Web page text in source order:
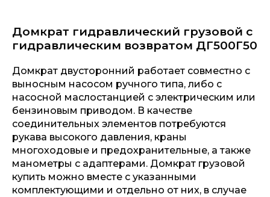
Домкрат гидравлический грузовой с
гидравлическим возвратом ДГ500Г50
Домкрат двусторонний работает совместно с
выносным насосом ручного типа, либо с
насосной маслостанцией с электрическим или
бензиновым приводом. В качестве
соединительных элементов потребуются
рукава высокого давления, краны
многоходовые и предохранительные, а также
манометры с адаптерами. Домкрат грузовой
купить можно вместе с указанными
комплектующими и отдельно от них, в случае